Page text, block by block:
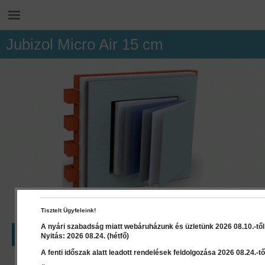
Jubizol Micro Air 15 cm
LEÍRÁS RÉSZLETEK
Tisztelt Ügyfeleink!
A nyári szabadság miatt webáruházunk és üzletünk 2026 08.10.-
Nyitás: 2026 08.24. (hétfő)
A fenti időszak alatt leadott rendelések feldolgozása 2026 08.24.-